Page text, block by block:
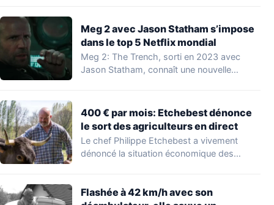
Meg 2 avec Jason Statham s’impose
dans le top 5 Netflix mondial
Meg 2: The Trench, sorti en 2023 avec
Jason Statham, connaît une nouvelle
400 € par mois: Etchebest dénonce
le sort des agriculteurs en direct
Le chef Philippe Etchebest a vivement
dénoncé la situation économique des
Flashée à 42 km/h avec son